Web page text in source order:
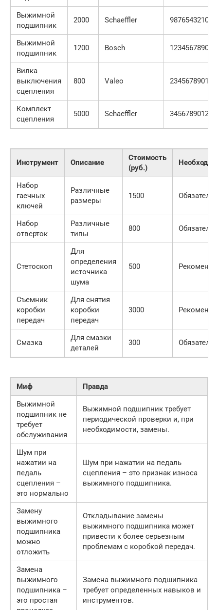
Выжимной
подшипник
2000 Schaeffler 98765432101
Выжимной
подшипник
1200 Bosch 12345678901
Вилка
выключения
сцепления
800 Valeo 23456789012
Комплект
сцепления
5000 Schaeffler 34567890123
Инструмент Описание
Стоимость
(руб.)
Набор
гаечных
ключей
Различные
размеры
1500
Набор
отверток
Различные
типы
800
Стетоскоп
Для
определения
источника
шума
500
Съемник
коробки
передач
Для снятия
коробки
передач
3000
Смазка
Для смазки
деталей
300
Миф
Правда
Выжимной
подшипник не
требует
обслуживания
Выжимной подшипник требует
периодической проверки и, при
необходимости, замены.
Шум при
нажатии на
педаль
сцепления –
это нормально
Шум при нажатии на педаль
сцепления – это признак износа
выжимного подшипника.
Замену
выжимного
подшипника
можно
отложить
Откладывание замены
выжимного подшипника может
привести к более серьезным
проблемам с коробкой передач.
Замена
выжимного
подшипника –
это простая
Замена выжимного подшипника
требует определенных навыков и
инструментов.